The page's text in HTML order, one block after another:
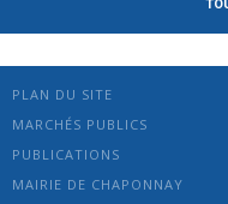
PLAN DU SITE
MARCHÉS PUBLICS
PUBLICATIONS
MAIRIE DE CHAPONNAY